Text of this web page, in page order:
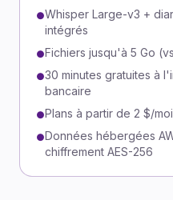
●Whisper Large-v3 +
intégrés
●Fichiers jusqu'à 5 Go
●30 minutes gratuites à
bancaire
●Plans à partir de 2 $/
●Données hébergées
chiffrement AES-256